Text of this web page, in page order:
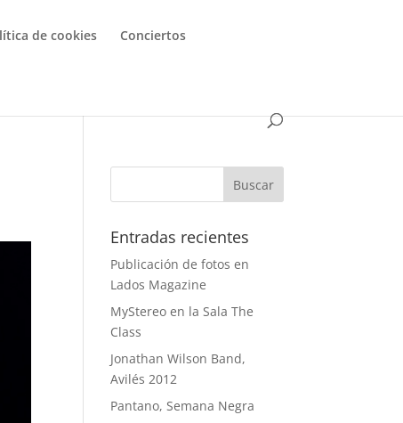
de cookies Conciertos
Entradas recientes
Publicación de fotos en
Lados Magazine
MyStereo en la Sala The
Class
Jonathan Wilson Band,
Avilés 2012
Pantano, Semana Negra